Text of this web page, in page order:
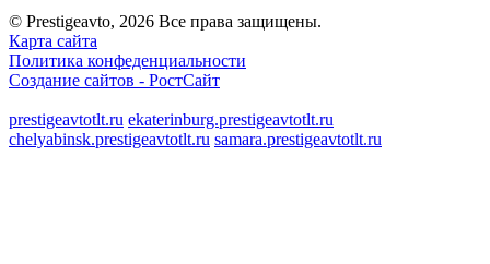
© Prestigeavto, 2026 Все права защищены.
Карта сайта
Политика конфеденциальности
Создание сайтов - РостСайт
prestigeavtotlt.ru ekaterinburg.prestigeavtotlt.ru
chelyabinsk.prestigeavtotlt.ru samara.prestigeavtotlt.ru